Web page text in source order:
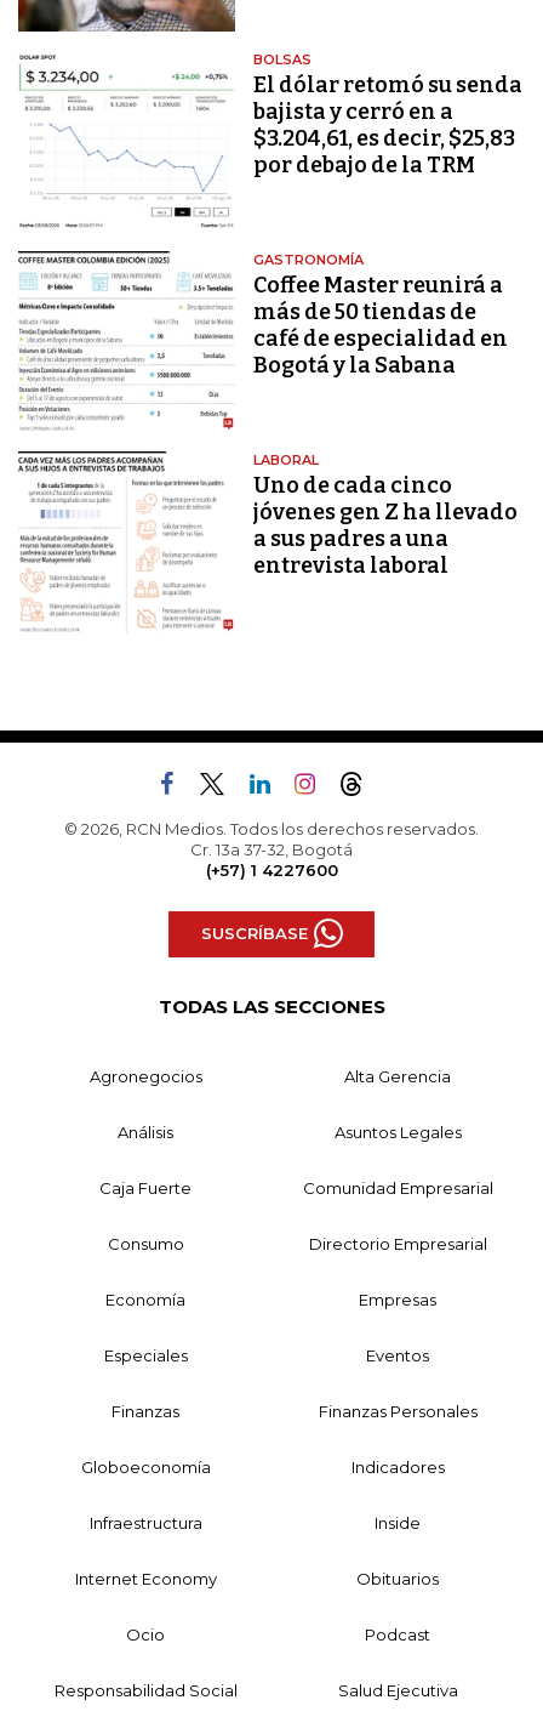
BOLSAS
El dólar retomó su senda
bajista y cerró en a
$3.204,61, es decir, $25,83
por debajo de la TRM
GASTRONOMÍA
Coffee Master reunirá a
más de 50 tiendas de
café de especialidad en
Bogotá y la Sabana
LABORAL
Uno de cada cinco
jóvenes gen Z ha llevado
a sus padres a una
entrevista laboral
© 2026, RCN Medios. Todos los derechos reservados.
Cr. 13a 37-32, Bogotá
(+57) 1 4227600
SUSCRÍBASE
TODAS LAS SECCIONES
Agronegocios Alta Gerencia
Análisis Asuntos Legales
Caja Fuerte Comunidad Empresarial
Consumo Directorio Empresarial
Economía Empresas
Especiales Eventos
Finanzas Finanzas Personales
Globoeconomía Indicadores
Infraestructura Inside
Internet Economy Obituarios
Ocio Podcast
Responsabilidad Social Salud Ejecutiva